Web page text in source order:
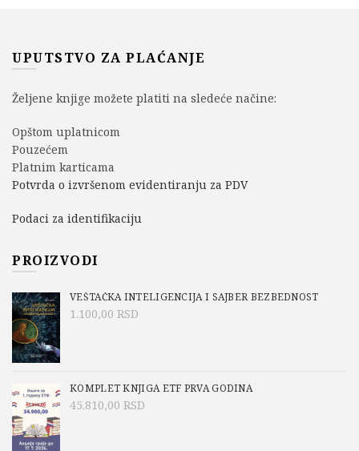
UPUTSTVO ZA PLAĆANJE
Željene knjige možete platiti na sledeće načine:
Opštom uplatnicom
Pouzećem
Platnim karticama
Potvrda o izvršenom evidentiranju za PDV
Podaci za identifikaciju
PROIZVODI
VEŠTAČKA INTELIGENCIJA I SAJBER BEZBEDNOST
1.100,00 RSD
KOMPLET KNJIGA ETF PRVA GODINA
45.810,00 RSD